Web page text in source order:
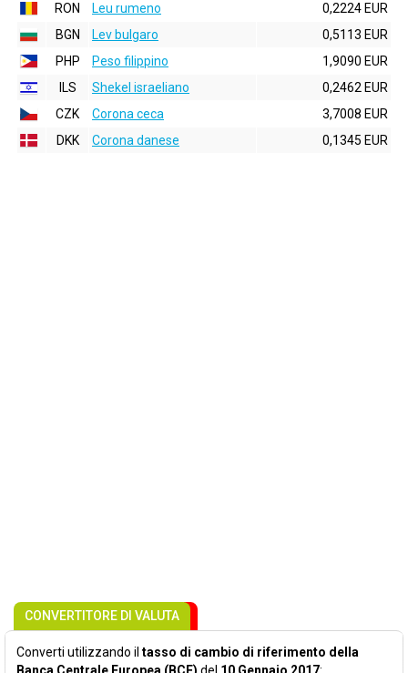
RON
Leu rumeno
0,2224 EUR
BGN
Lev bulgaro
0,5113 EUR
PHP
Peso filippino
1,9090 EUR
ILS
Shekel israeliano
0,2462 EUR
CZK
Corona ceca
3,7008 EUR
DKK
Corona danese 0,1345 EUR
CONVERTITORE DI VALUTA
Converti utilizzando il tasso di cambio di riferimento della